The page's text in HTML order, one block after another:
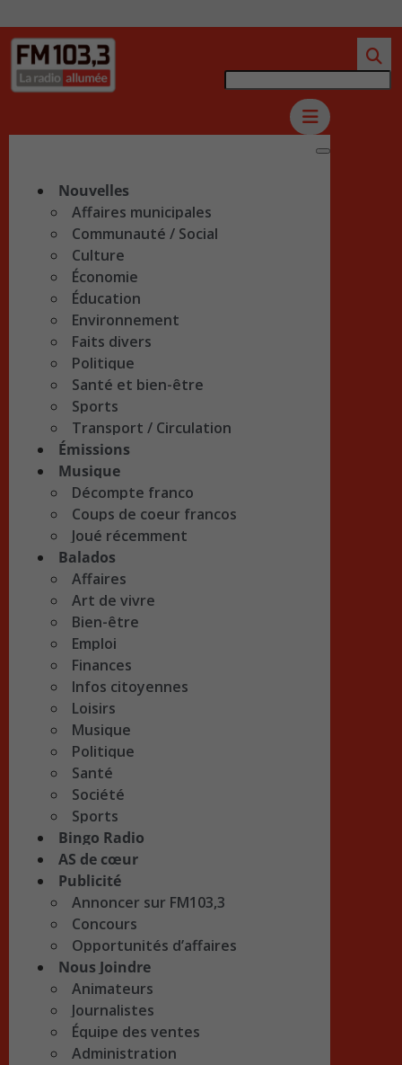
Nouvelles
Affaires municipales
Communauté / Social
Culture
Économie
Éducation
Environnement
Faits divers
Politique
Santé et bien-être
Sports
Transport / Circulation
Émissions
Musique
Décompte franco
Coups de coeur francos
Joué récemment
Balados
Affaires
Art de vivre
Bien-être
Emploi
Finances
Infos citoyennes
Loisirs
Musique
Politique
Santé
Société
Sports
Bingo Radio
AS de cœur
Publicité
Annoncer sur FM103,3
Concours
Opportunités d’affaires
Nous Joindre
Animateurs
Journalistes
Équipe des ventes
Administration